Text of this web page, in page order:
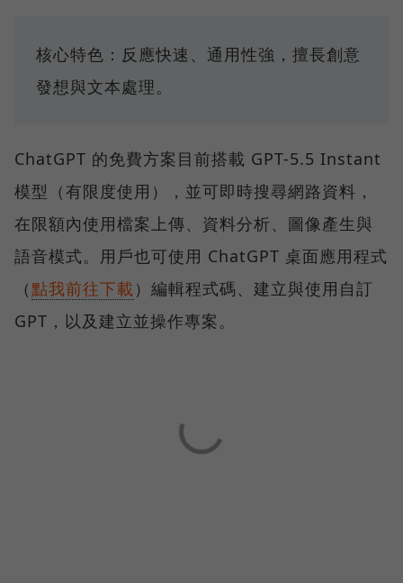
核心特色：反應快速、通用性強，擅長創意
發想與文本處理。
ChatGPT 的免費方案目前搭載 GPT-5.5 Instant
模型（有限度使用），並可即時搜尋網路資料，
在限額內使用檔案上傳、資料分析、圖像產生與
語音模式。用戶也可使用 ChatGPT 桌面應用程式
（點我前往下載 ）編輯程式碼、建立與使用自訂
GPT，以及建立並操作專案。